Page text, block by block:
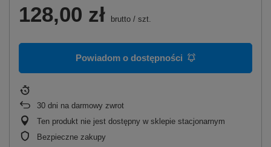
128,00 zł brutto / szt.
Powiadom o dostępności
30 dni na darmowy zwrot
Ten produkt nie jest dostępny w sklepie stacjonarnym
Bezpieczne zakupy